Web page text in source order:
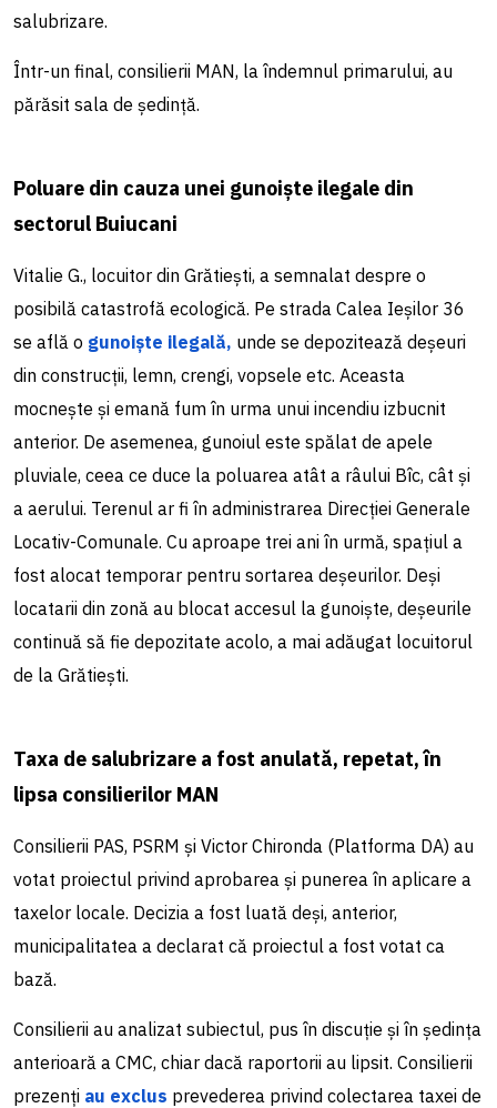
salubrizare.
Într-un final, consilierii MAN, la îndemnul primarului, au
părăsit sala de ședință.
Poluare din cauza unei gunoiște ilegale din
sectorul Buiucani
Vitalie G., locuitor din Grătiești, a semnalat despre o
posibilă catastrofă ecologică. Pe strada Calea Ieșilor 36
se află o gunoiște ilegală, unde se depozitează deșeuri
din construcții, lemn, crengi, vopsele etc. Aceasta
mocnește și emană fum în urma unui incendiu izbucnit
anterior. De asemenea, gunoiul este spălat de apele
pluviale, ceea ce duce la poluarea atât a râului Bîc, cât și
a aerului. Terenul ar fi în administrarea Direcției Generale
Locativ-Comunale. Cu aproape trei ani în urmă, spațiul a
fost alocat temporar pentru sortarea deșeurilor. Deși
locatarii din zonă au blocat accesul la gunoiște, deșeurile
continuă să fie depozitate acolo, a mai adăugat locuitorul
de la Grătiești.
Taxa de salubrizare a fost anulată, repetat, în
lipsa consilierilor MAN
Consilierii PAS, PSRM și Victor Chironda (Platforma DA) au
votat proiectul privind aprobarea și punerea în aplicare a
taxelor locale. Decizia a fost luată deși, anterior,
municipalitatea a declarat că proiectul a fost votat ca
bază.
Consilierii au analizat subiectul, pus în discuție și în ședința
anterioară a CMC, chiar dacă raportorii au lipsit. Consilierii
prezenți au exclus prevederea privind colectarea taxei de